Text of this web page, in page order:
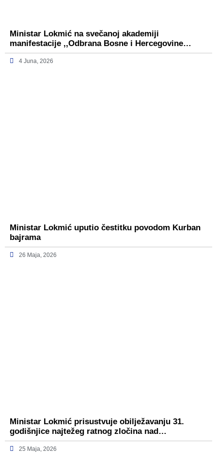
Ministar Lokmić na svečanoj akademiji
manifestacije ,,Odbrana Bosne i Hercegovine…
4 Juna, 2026
Ministar Lokmić uputio čestitku povodom Kurban
bajrama
26 Maja, 2026
Ministar Lokmić prisustvuje obilježavanju 31.
godišnjice najtežeg ratnog zločina nad…
25 Maja, 2026